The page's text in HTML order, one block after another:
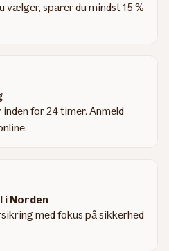
vælger, sparer du mindst 15 %
inden for 24 timer. Anmeld
i Norden
med fokus på sikkerhed